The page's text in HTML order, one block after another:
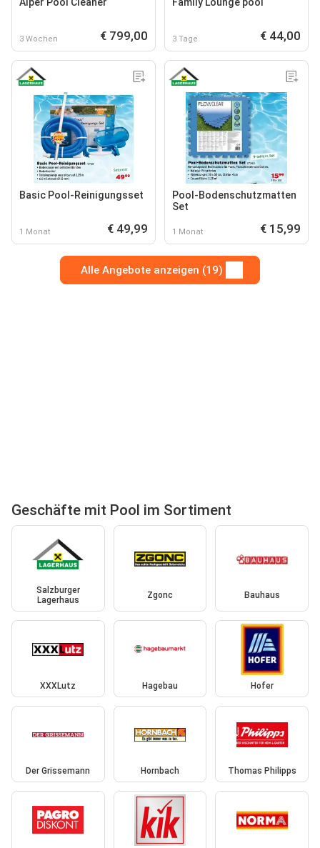
3 Wochen € 799,00 3 Tage € 44,00
Basic Pool-Reinigungsset
1 Monat € 49,99
Pool-Bodenschutzmatten
Set
1 Monat € 15,99
Alle Angebote anzeigen (19)
Geschäfte mit Pool im Sortiment
Salzburger
Lagerhaus
Zgonc Bauhaus
XXXLutz Hagebau Hofer
Der Grissemann Hornbach Thomas Philipps